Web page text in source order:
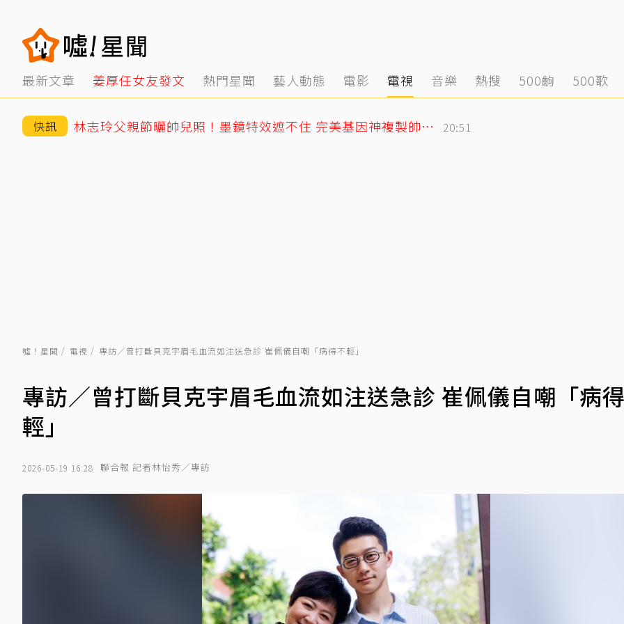
最新文章 姜厚任女友發文 熱門星聞 藝人動態 電影 電視 音樂 熱搜 500齣 500歌
快訊 林志玲父親節曬帥兒照！墨鏡特效遮不住 完美基因神複製帥出新高度 20:51
噓！星聞 電視 專訪／曾打斷貝克宇眉毛血流如注送急診 崔佩儀自嘲「病得不輕」
專訪／曾打斷貝克宇眉毛血流如注送急診 崔佩儀自嘲「病
輕」
2026-05-19 16:28 聯合報 記者林怡秀／專訪